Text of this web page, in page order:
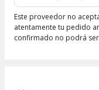
Este proveedor no
atentamente tu pedido
confirmado no podrá